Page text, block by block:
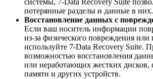
системы, 7-Data Recovery Suite
потерянные разделы и данные в них.
Восстановление данных с
Если ваш носитель информации
из-за физического повреждения или
используйте 7-Data Recovery Suite.
возможностью восстановления
или неработающих жестких дисков,
памяти и других устройств.